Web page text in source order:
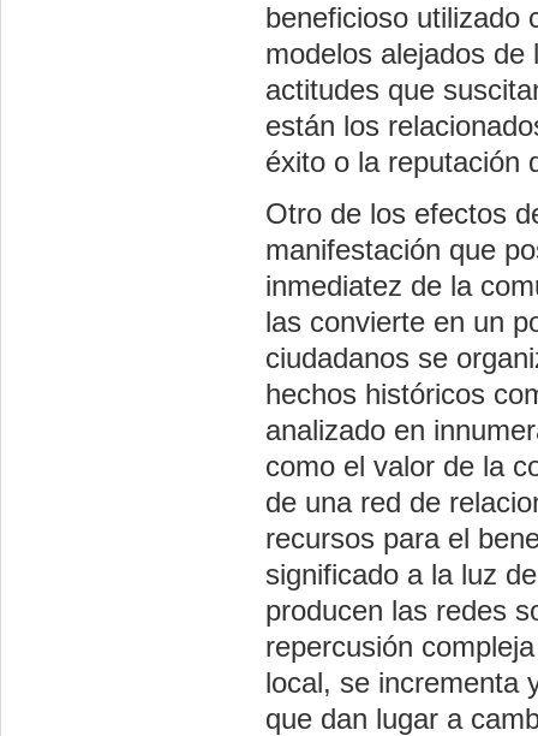
beneficioso utilizado
modelos alejados
actitudes que
están los
éxito o la reputación
Otro de los efectos
manifestación que
inmediatez de la
las convierte en un
ciudadanos se
hechos históricos
analizado en
como el valor de la
de una red de
recursos para el
significado a la luz
producen las redes
repercusión
local, se incrementa
que dan lugar a